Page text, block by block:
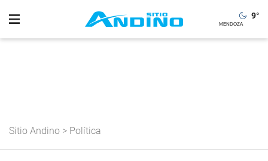
9°
Sitio Andino > Política